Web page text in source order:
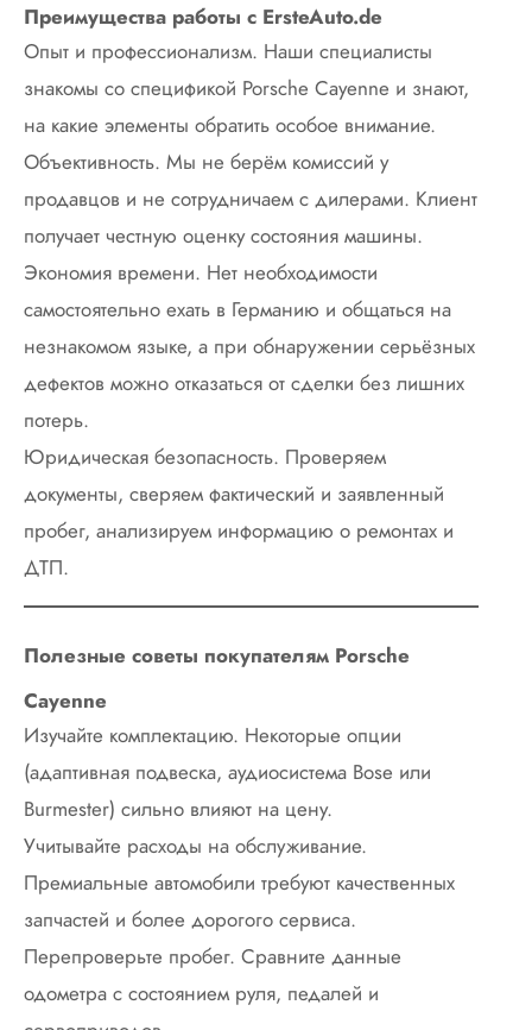
Преимущества работы с ErsteAuto.de
Опыт и профессионализм. Наши специалисты
знакомы со спецификой Porsche Cayenne и знают,
на какие элементы обратить особое внимание.
Объективность. Мы не берём комиссий у
продавцов и не сотрудничаем с дилерами. Клиент
получает честную оценку состояния машины.
Экономия времени. Нет необходимости
самостоятельно ехать в Германию и общаться на
незнакомом языке, а при обнаружении серьёзных
дефектов можно отказаться от сделки без лишних
потерь.
Юридическая безопасность. Проверяем
документы, сверяем фактический и заявленный
пробег, анализируем информацию о ремонтах и
ДТП.
Полезные советы покупателям Porsche
Cayenne
Изучайте комплектацию. Некоторые опции
(адаптивная подвеска, аудиосистема Bose или
Burmester) сильно влияют на цену.
Учитывайте расходы на обслуживание.
Премиальные автомобили требуют качественных
запчастей и более дорогого сервиса.
Перепроверьте пробег. Сравните данные
одометра с состоянием руля, педалей и